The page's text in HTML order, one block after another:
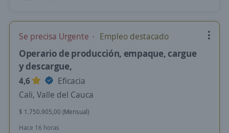
Se precisa Urgente Empleo destacado
Operario de producción, empaque, cargue
y descargue,
4,6
Eficacia
Cali, Valle del Cauca
$ 1.750.905,00 (Mensual)
Hace 16 horas